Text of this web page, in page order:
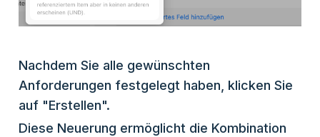
Nachdem Sie alle gewünschten
Anforderungen festgelegt haben, klicken Sie
auf "Erstellen".
Diese Neuerung ermöglicht die Kombination